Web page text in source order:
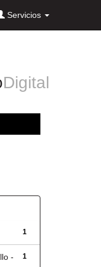
Servicios
Digital
1
1
-